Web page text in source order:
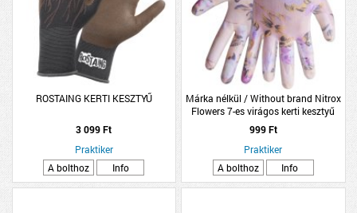
ROSTAING KERTI KESZTYŰ
3 099 Ft
Praktiker
A bolthoz
Info
Márka nélkül / Without brand Nitrox
Flowers 7-es virágos kerti kesztyű
999 Ft
Praktiker
A bolthoz
Info